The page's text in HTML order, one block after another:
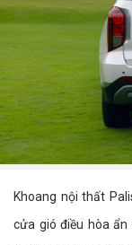
Khoang nội thất
cửa gió điều hòa